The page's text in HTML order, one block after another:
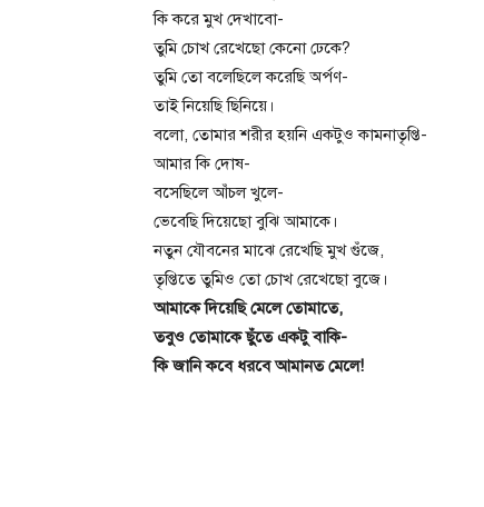
কি করে মুখ দেখাবো-
তুমি চোখ রেখেছো কেনো ঢেকে?
তুমি তো বলেছিলে করেছি অর্পণ-
তাই নিয়েছি ছিনিয়ে।
বলো, তোমার শরীর হয়নি একটুও কামনাতৃপ্তি-
আমার কি দোষ-
বসেছিলে আঁচল খুলে-
ভেবেছি দিয়েছো বুঝি আমাকে।
নতুন যৌবনের মাঝে রেখেছি মুখ গুঁজে,
তৃপ্তিতে তুমিও তো চোখ রেখেছো বুজে।
আমাকে দিয়েছি মেলে তোমাতে,
তবুও তোমাকে ছুঁতে একটু বাকি-
কি জানি কবে ধরবে আমানত মেলে!